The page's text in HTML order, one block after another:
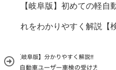
【岐阜版】初めての軽
れをわかりやすく解説【